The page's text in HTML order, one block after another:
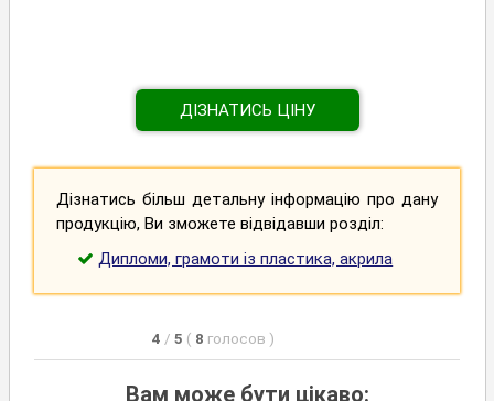
ДІЗНАТИСЬ ЦІНУ
Дізнатись більш детальну інформацію про дану
продукцію, Ви зможете відвідавши розділ:
Дипломи, грамоти із пластика, акрила
4 / 5 ( 8 голосов )
Вам може бути цікаво: